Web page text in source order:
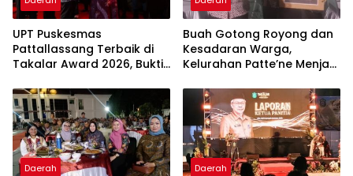
UPT Puskesmas
Pattallassang Terbaik di
Takalar Award 2026, Bukti
Pelayanan Kesehatan
Berkualitas
Buah Gotong Royong dan
Kesadaran Warga,
Kelurahan Patte’ne Menjadi
2026
Daerah Daerah